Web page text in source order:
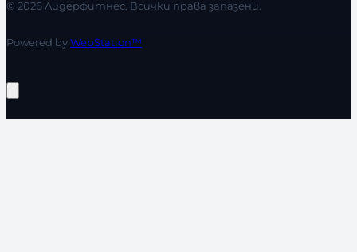
© 2026 Лидерфитнес. Всички права запазени.
Powered byWebStation™